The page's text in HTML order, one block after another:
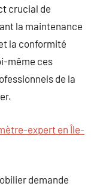
crucial de
la maintenance
la conformité
même ces
de la
expert en Île-
demande